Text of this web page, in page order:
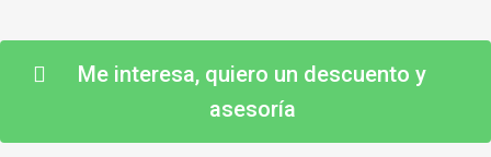
Me interesa, quiero un descuento y
asesoría